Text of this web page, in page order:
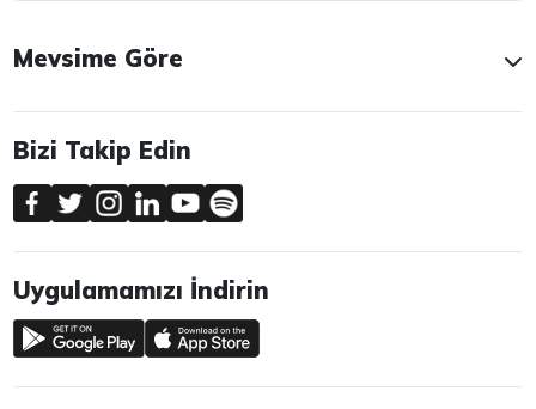
Mevsime Göre
Bizi Takip Edin
Uygulamamızı İndirin